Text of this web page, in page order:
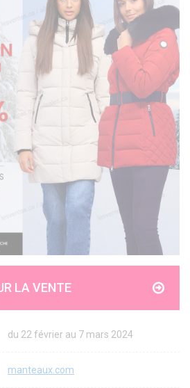
LA VENTE
du 22 février au 7 mars 2024
manteaux.com